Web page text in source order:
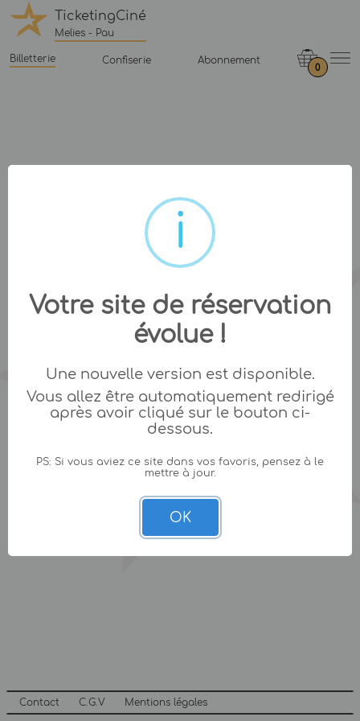
TicketingCiné
Melies - Pau
Billetterie Confiserie Abonnement
0
Contact C.G.V Mentions légales
Votre site de réservation
évolue !
Une nouvelle version est disponible.
Vous allez être automatiquement redirigé
après avoir cliqué sur le bouton ci-
dessous.
PS: Si vous aviez ce site dans vos favoris, pensez à le
mettre à jour.
OK